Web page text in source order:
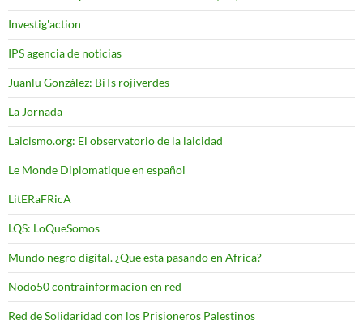
Investig'action
IPS agencia de noticias
Juanlu González: BiTs rojiverdes
La Jornada
Laicismo.org: El observatorio de la laicidad
Le Monde Diplomatique en español
LitERaFRicA
LQS: LoQueSomos
Mundo negro digital. ¿Que esta pasando en Africa?
Nodo50 contrainformacion en red
Red de Solidaridad con los Prisioneros Palestinos